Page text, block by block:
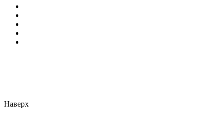
Наверх